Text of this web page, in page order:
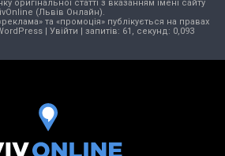
оригінальної статті з вказанням імені сайту
(Львів Онлайн).
та «промоція» публікується на правах
| Увійти | запитів: 61, секунд: 0,093